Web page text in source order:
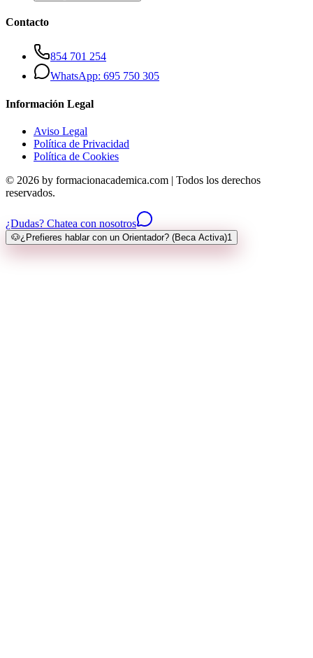
Contacto
854 701 254
WhatsApp: 695 750 305
Información Legal
Aviso Legal
Política de Privacidad
Política de Cookies
© 2026 by formacionacademica.com | Todos los derechos
reservados.
¿Dudas? Chatea con nosotros
🐶¿Prefieres hablar con un Orientador? (Beca Activa)1